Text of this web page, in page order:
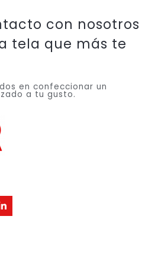
con nosotros
tela que más te
en confeccionar un
a tu gusto.